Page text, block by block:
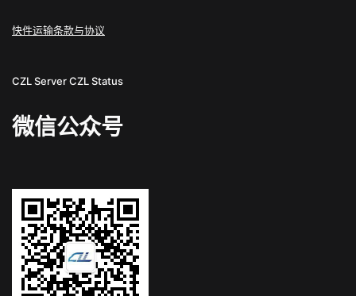
快件运输条款与协议
CZL ServerCZL Status
微信公众号